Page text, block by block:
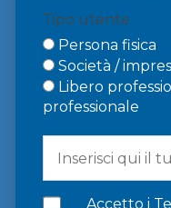
Tipo utente
Persona fisica
Società /
Libero
professionale
Accetto i